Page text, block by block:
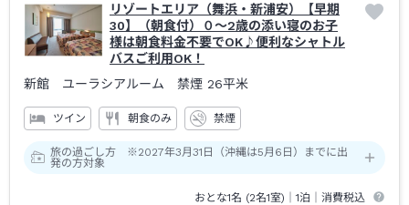
リゾートエリア（舞浜・新浦安）【早期
30】（朝食付）０～2歳の添い寝のお子
様は朝食料金不要でOK♪便利なシャトル
バスご利用OK！
新館 ユーラシアルーム 禁煙 26平米
ツイン 朝食のみ 禁煙
旅の過ごし方 ※2027年3月31日（沖縄は5月6日）までに出
発の方対象
おとな1名 (2名1室)｜1泊 ｜消費税込